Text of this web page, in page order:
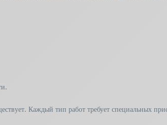
Каждый тип работ требует специальных